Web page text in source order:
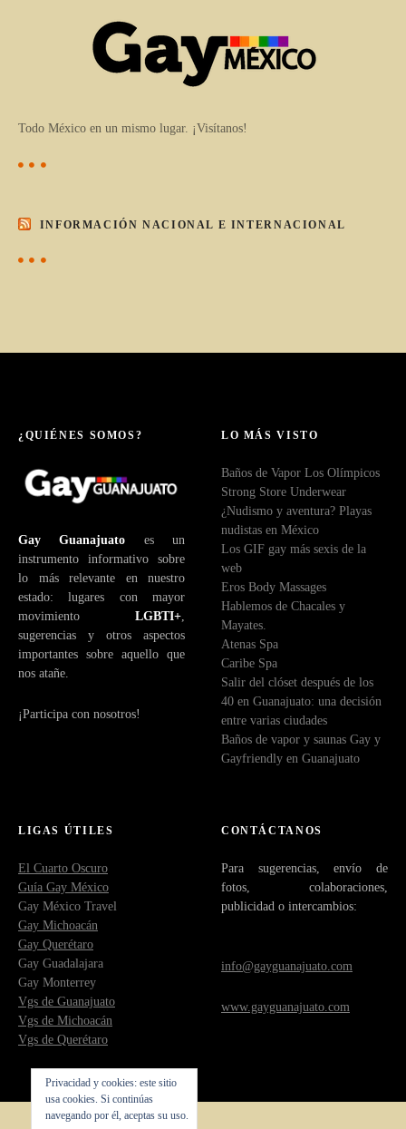
Todo México en un mismo lugar. ¡Visítanos!
INFORMACIÓN NACIONAL E INTERNACIONAL
¿QUIÉNES SOMOS?
Gay Guanajuato es un
instrumento informativo sobre
lo más relevante en nuestro
estado: lugares con mayor
movimiento LGBTI+
sugerencias y otros aspectos
importantes sobre aquello que
nos atañe.
¡Participa con nosotros!
LO MÁS VISTO
Baños de Vapor Los Olímpicos
Strong Store Underwear
¿Nudismo y aventura? Playas
nudistas en México
Los GIF gay más sexis de la
web
Eros Body Massages
Hablemos de Chacales y
Mayates.
Atenas Spa
Caribe Spa
Salir del clóset después de los
40 en Guanajuato: una decisión
entre varias ciudades
Baños de vapor y saunas Gay y
Gayfriendly en Guanajuato
LIGAS ÚTILES
El Cuarto Oscuro
Guía Gay México
Gay México Travel
Gay Michoacán
Gay Querétaro
Gay Guadalajara
Gay Monterrey
Vgs de Guanajuato
Vgs de Michoacán
Vgs de Querétaro
CONTÁCTANOS
Para sugerencias, envío de
fotos, colaboraciones,
publicidad o intercambios:
info@gayguanajuato.com
www.gayguanajuato.com
Privacidad y cookies: este sitio
usa cookies. Si continúas
navegando por él, aceptas su uso.